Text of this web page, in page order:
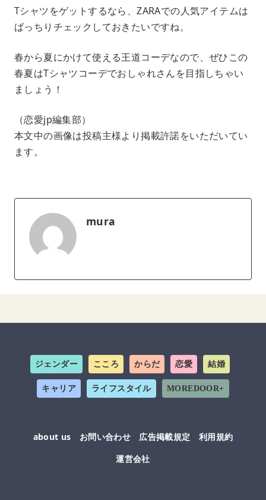
Tシャツをゲットするなら、ZARAでの人気アイテムは
ばっちりチェックしておきたいですね。
春から夏にかけて使える王道コーデなので、ぜひこの
春夏はTシャツコーデでおしゃれさんを目指しちゃい
ましょう！
（恋愛jp編集部）
本文中の画像は投稿主様より掲載許諾をいただいてい
ます。
mura
ジェンダー こころ からだ 恋愛 結婚
キャリア ライフスタイル MOREDOOR+
about us お問い合わせ 広告掲載規定
利用規約
運営会社